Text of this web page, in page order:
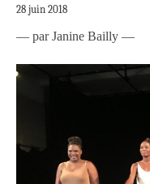
28 juin 2018
— par Janine Bailly —